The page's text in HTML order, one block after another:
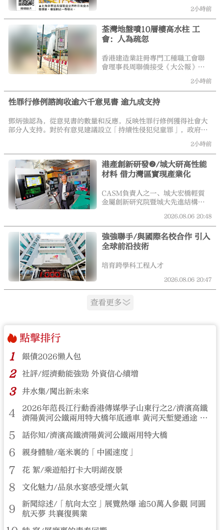
2小時前
荃灣地盤噴10層樓高水柱 工
會：人為疏忽
香港建造業註冊專門工種職工會聯
會理事長周聯僑接受《大公報》訪
問時表示，地盤施工前必須向水務
署等相關部門索取地下管線圖則，
清楚了解管線深度及位置，並告知
前線工人相關信息，施工期間若採
測，鑿至管線附近時必須改用人手
挖掘。他認為，今次事故屬人為疏
擔維修費用及相關賠償責任。他並
呼籲業界加強工人及管理人員培
訓。
2小時前
性罪行修例諮詢收逾六千意見書 逾九成支持
鄧炳強認為，從意見書的數量和反應，反映性罪行修例獲得社會大
部分人支持。對於有意見建議設立「持續性侵犯兒童罪」，政府留
2小時前
港產創新研發❷/城大研高性能
材料 借力灣區實現產業化
CASM負責人之一、城大宏橋輕質
金屬創新研究院暨城大先進結構材
報》專訪時表示，CASM不會只做
單一環節的突破，而是把人工智
能、材料設計平台、增材製造技術
與認知製造系統整合起來，形成一
呂堅指出，CASM的關鍵策略是
區城市優勢——香港負責前端研發
與系統設計，包括材料創新、結構
優化及製造方案制定；深圳、東莞
等灣區城市則承接中後段的試產與
持研發靈活性，又能迅速進入產業
2026.08.06 20:48
強強聯手/與國際名校合作 引入
全球前沿技術
培育跨學科工程人才
2026.08.06 20:47
查看更多
點擊排行
1 銀債2026懶人包
2 社評/經濟動能強勁 外資信心續增
3 井水集/闖出新未來
4
2026年范長江行動香港傳媒學子山東行之2/濟濱高鐵
濟陽黃河公鐵兩用特大橋年底通車 黃河天塹變通途 港
5 話你知/濟濱高鐵濟陽黃河公鐵兩用特大橋
6 親身體驗/毫米裏的「中國速度」
7 花 絮/乘遊船打卡大明湖夜景
8 文化魅力/品泉水宴感受煙火氣
9
新聞綜述/「航向太空」展覽熱爆 逾50萬人參觀 同圓
航天夢 共襄復興業